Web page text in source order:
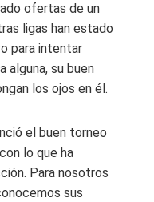
ofertas de un
ligas han estado
para intentar
alguna, su buen
los ojos en él.
el buen torneo
lo que ha
Para nosotros
sus